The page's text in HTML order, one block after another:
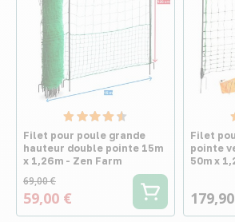
Filet pour poule grande
hauteur double pointe 15m
x 1,26m - Zen Farm
69,00 €
59,00 €
Filet
pointe
50m x